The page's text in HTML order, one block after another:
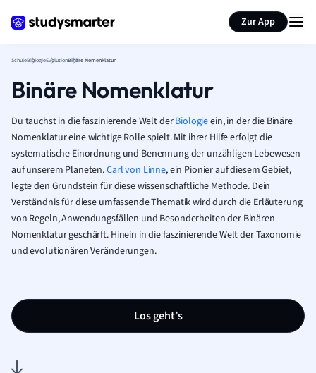
Zur App
SchuleBiologieEvolutionBinäre Nomenklatur
Binäre Nomenklatur
Du tauchst in die faszinierende Welt derBiologieein, in der die Binäre
Nomenklatur eine wichtige Rolle spielt. Mit ihrer Hilfe erfolgt die
systematische Einordnung und Benennung der unzähligen Lebewesen
auf unserem Planeten.Carl von Linne, ein Pionier auf diesem Gebiet,
legte den Grundstein für diese wissenschaftliche Methode. Dein
Verständnis für diese umfassende Thematik wird durch die Erläuterung
von Regeln, Anwendungsfällen und Besonderheiten der Binären
Nomenklatur geschärft. Hinein in die faszinierende Welt der Taxonomie
und evolutionären Veränderungen.
Los geht’s
Seite zusammenfassen